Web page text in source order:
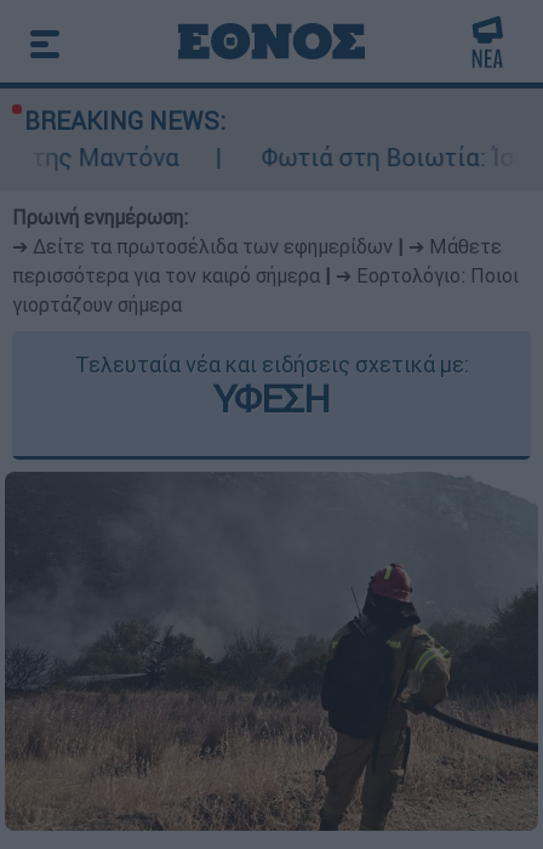
BREAKING NEWS:
Φωτιά στη Βοιωτία: Ίση με έξι
Πρωινή ενημέρωση:
➔ Δείτε τα πρωτοσέλιδα των εφημερίδων
➔ Μάθετε
περισσότερα για τον καιρό σήμερα
➔ Εορτολόγιο: Ποιοι
γιορτάζουν σήμερα
Τελευταία νέα και ειδήσεις σχετικά με:
ΥΦΕΣΗ